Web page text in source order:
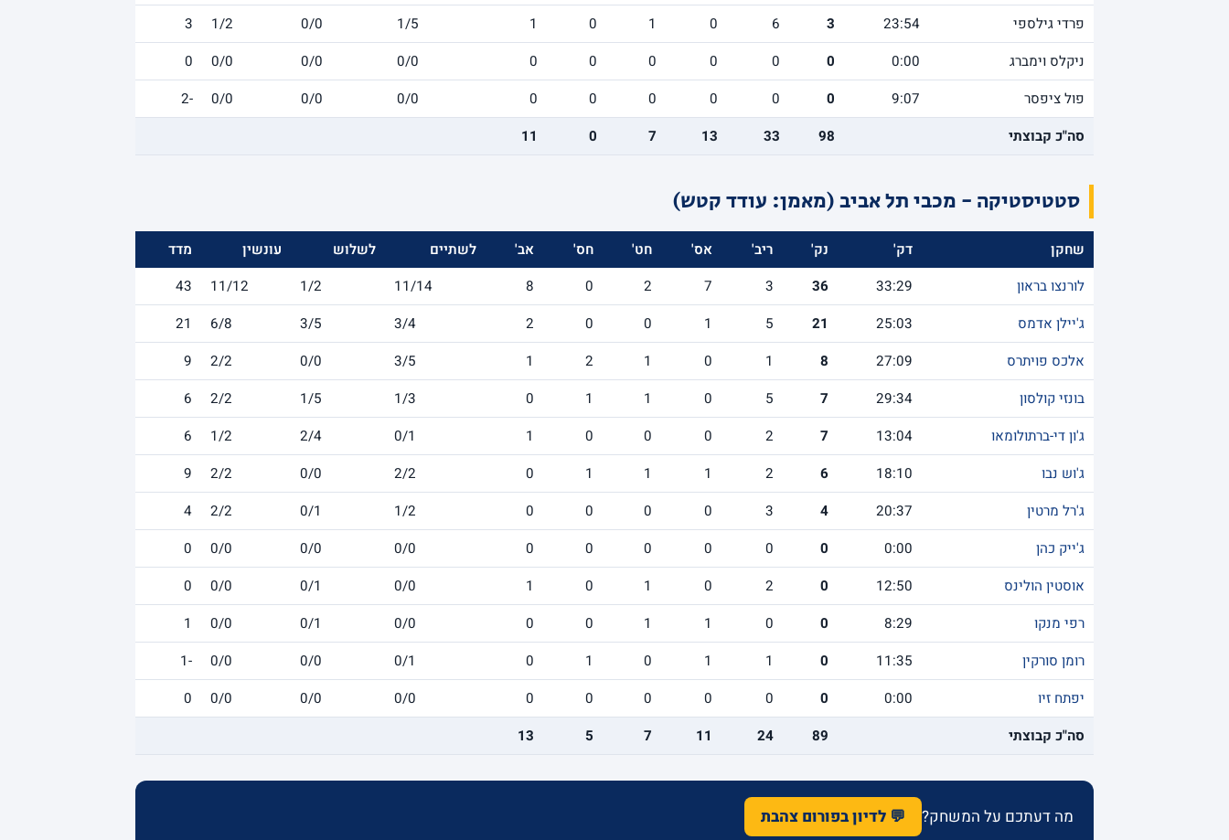
פרדי גילספי
23:54
3
6
0
1
0
1
1/5
0/0
1/2
3
ניקלס וימברג
0:00
0
0
0
0
0
0
0/0
0/0
0/0
0
פול ציפסר
9:07
0
0
0
0
0
0
0/0
0/0
0/0
-2
סה"כ קבוצתי
98
33
13
7
0
11
סטטיסטיקה - מכבי תל אביב (מאמן: עודד קטש)
שחקן דק' נק' ריב' אס' חט' חס' אב' לשתיים לשלוש עונשין
מדד
לורנצו בראון
33:29
36
3
7
2
0
8
11/14
1/2
11/12
43
ג'יילן אדמס
25:03
21
5
1
0
0
2
3/4
3/5
6/8
21
אלכס פויתרס
27:09
8
1
0
1
2
1
3/5
0/0
2/2
9
בונזי קולסון
29:34
7
5
0
1
1
0
1/3
1/5
2/2
6
ג'ון די-ברתולומאו
13:04
7
2
0
0
0
1
0/1
2/4
1/2
6
ג'וש נבו
18:10
6
2
1
1
1
0
2/2
0/0
2/2
9
ג'רל מרטין
20:37
4
3
0
0
0
0
1/2
0/1
2/2
4
ג'ייק כהן
0:00
0
0
0
0
0
0
0/0
0/0
0/0
0
אוסטין הולינס
12:50
0
2
0
1
0
1
0/0
0/1
0/0
0
רפי מנקו
8:29
0
0
1
1
0
0
0/0
0/1
0/0
1
רומן סורקין
11:35
0
1
1
0
1
0
0/1
0/0
0/0
-1
יפתח זיו
0:00
0
0
0
0
0
0
0/0
0/0
0/0
0
סה"כ קבוצתי
89
24
11
7
5
13
מה דעתכם על המשחק? 💬 לדיון בפורום צהבת